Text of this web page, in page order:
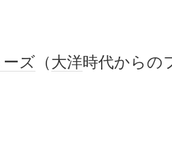
ズ （大洋時代からの